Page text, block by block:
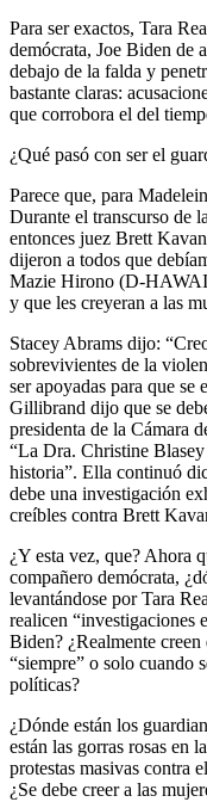
Para ser exactos, Tara
demócrata, Joe Biden de
debajo de la falda y
bastante claras:
que corrobora el del
¿Qué pasó con ser el
Parece que, para
Durante el transcurso de
entonces juez Brett
dijeron a todos que
Mazie Hirono (D-
y que les creyeran a las
Stacey Abrams dijo:
sobrevivientes de la
ser apoyadas para que se
Gillibrand dijo que se
presidenta de la Cámara
“La Dra. Christine
historia”. Ella continuó
debe una investigación
creíbles contra Brett
¿Y esta vez, que? Ahora
compañero demócrata,
levantándose por Tara
realicen “investigaciones
Biden? ¿Realmente creen
“siempre” o solo cuando
políticas?
¿Dónde están los
están las gorras rosas en
protestas masivas contra
¿Se debe creer a las